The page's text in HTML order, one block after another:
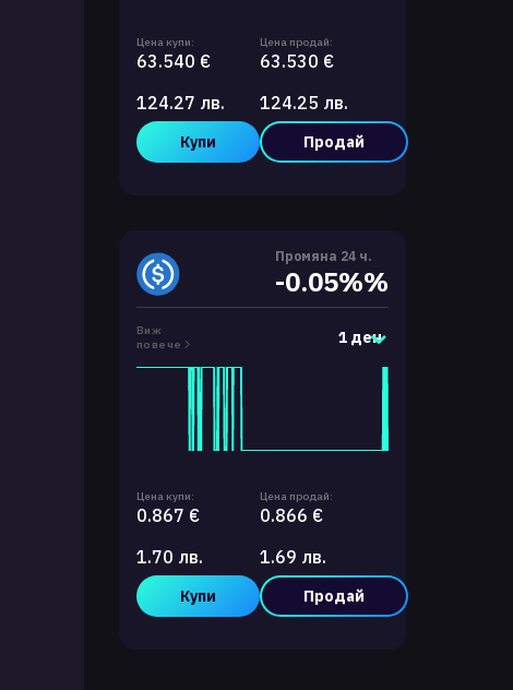
Цена купи:
63.540 €
124.27 лв.
Купи
Цена продай:
63.530 €
124.25 лв.
Продай
Промяна 24 ч.
-0.05%%
Виж
повече
1 ден
Цена купи:
0.867 €
1.70 лв.
Купи
Цена продай:
0.866 €
1.69 лв.
Продай